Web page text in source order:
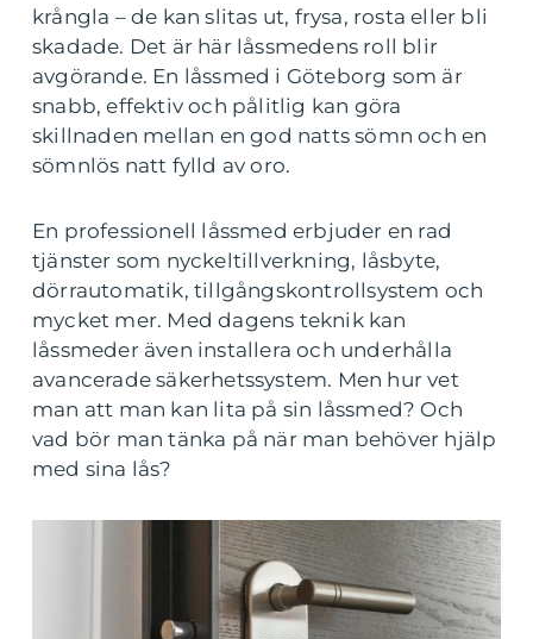
krångla – de kan slitas ut, frysa, rosta eller bli
skadade. Det är här låssmedens roll blir
avgörande. En låssmed i Göteborg som är
snabb, effektiv och pålitlig kan göra
skillnaden mellan en god natts sömn och en
sömnlös natt fylld av oro.
En professionell låssmed erbjuder en rad
tjänster som nyckeltillverkning, låsbyte,
dörrautomatik, tillgångskontrollsystem och
mycket mer. Med dagens teknik kan
låssmeder även installera och underhålla
avancerade säkerhetssystem. Men hur vet
man att man kan lita på sin låssmed? Och
vad bör man tänka på när man behöver hjälp
med sina lås?